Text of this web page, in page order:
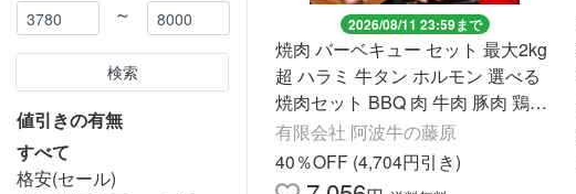
～
検索
値引きの有無
すべて
格安(セール)
2026/08/11 23:59まで
焼肉 バーベキュー セット 最大2kg
超 ハラミ 牛タン ホルモン 選べる
焼肉セット BBQ 肉 牛肉 豚肉 鶏肉
メガ盛り ポイント利用 冷凍便 爆買
有限会社 阿波牛の藤原
40％OFF (4,704円引き)